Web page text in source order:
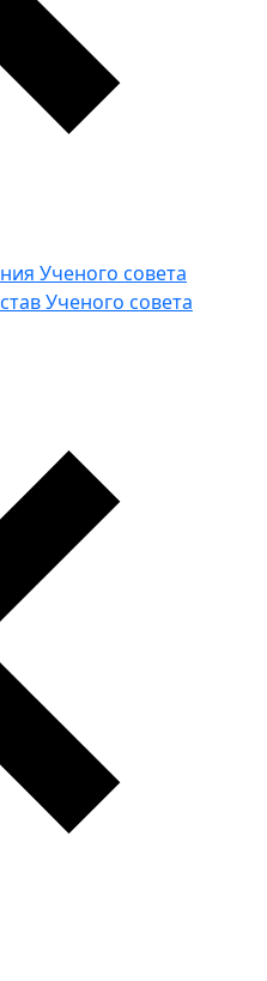
Ученого совета
Ученого совета